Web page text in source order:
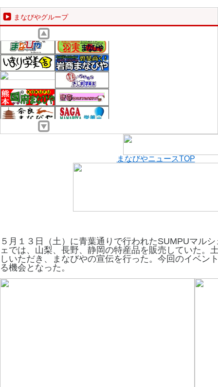
まなびやグループ
まなびやニュースTOP
５月１３日（土）に青葉通りで行われたSUMPUマル
ェでは、山梨、長野、静岡 の特産品を販売していた。
しいただき、まなびやの宣伝を行った。今回のイベン
る機会となった。